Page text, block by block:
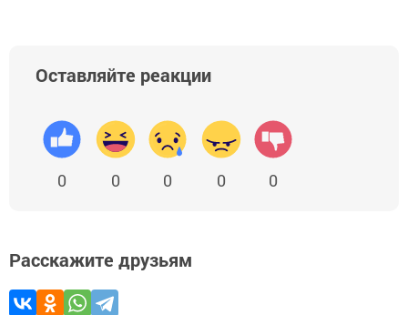
Оставляйте реакции
0 0 0 0 0
Расскажите друзьям